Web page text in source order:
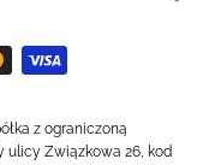
z ograniczoną
ulicy Związkowa 26, kod